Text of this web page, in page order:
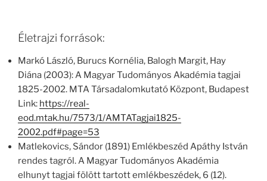
Életrajzi források:
Markó László, Burucs Kornélia, Balogh Margit, Hay
Diána (2003): A Magyar Tudományos Akadémia tagjai
1825-2002. MTA Társadalomkutató Központ, Budapest
Link: https://real-
eod.mtak.hu/7573/1/AMTATagjai1825-
2002.pdf#page=53
Matlekovics, Sándor (1891) Emlékbeszéd Apáthy István
rendes tagról. A Magyar Tudományos Akadémia
elhunyt tagjai fölött tartott emlékbeszédek, 6 (12).